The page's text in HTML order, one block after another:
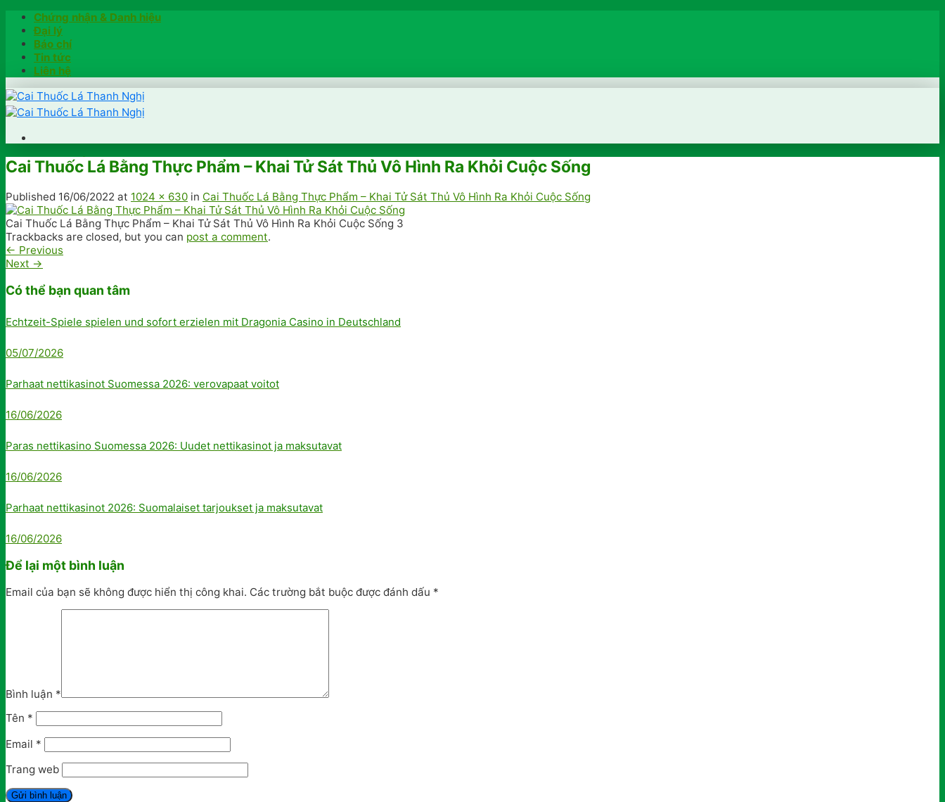
Skip
content
Chứng nhận & Danh hiệu
Đại lý
Báo chí
Tin tức
Liên hệ
Trang chủ
Hướng dẫn
Kiểm tra chính hãng
Đặt hàng
Hotline: 0902791922
Cai Thuốc Lá Bằng Thực Phẩm – Khai Tử Sát Thủ Vô Hình Ra Khỏi Cuộc Sống
Published 16/06/2022 at 1024 × 630 in Cai Thuốc Lá Bằng Thực Phẩm – Khai Tử Sát Thủ Vô Hình Ra Khỏi Cuộc Sống
Cai Thuốc Lá Bằng Thực Phẩm – Khai Tử Sát Thủ Vô Hình Ra Khỏi Cuộc Sống 3
Trackbacks are closed, but you can post a comment.
← Previous
Next →
Có thể bạn quan tâm
Echtzeit-Spiele spielen und sofort erzielen mit Dragonia Casino in Deutschland
05/07/2026
Parhaat nettikasinot Suomessa 2026: verovapaat voitot
16/06/2026
Paras nettikasino Suomessa 2026: Uudet nettikasinot ja maksutavat
16/06/2026
Parhaat nettikasinot 2026: Suomalaiset tarjoukset ja maksutavat
16/06/2026
Để lại một bình luận
Email của bạn sẽ không được hiển thị công khai. Các trường bắt buộc được đánh dấu *
Bình luận *
Tên *
Email *
Trang web